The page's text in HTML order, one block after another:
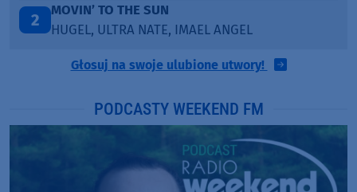
3
ITEPE ITEDE
SANAH
Głosuj na swoje ulubione utwory!
PODCASTY WEEKEND FM